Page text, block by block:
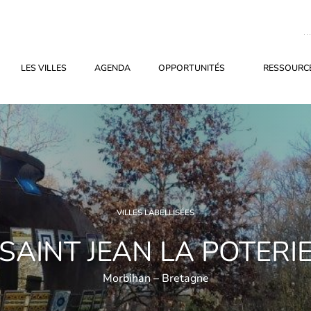
LES VILLES AGENDA OPPORTUNITÉS
VILLES LABELLISÉES
JEAN LA
Morbihan – Bretagne